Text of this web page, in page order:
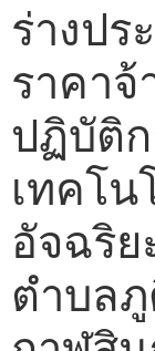
ร่างปร
ราคาจ้
ปฏิบัติ
เทคโน
อัจฉริ
ตำบลภู